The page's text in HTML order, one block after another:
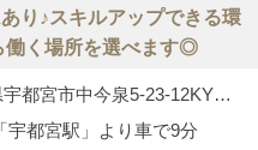
り♪スキルアップできる環
く場所を選べます◎
栃木県宇都宮市中今泉5-23-12KY事務所C
宇都宮駅」より車で9分